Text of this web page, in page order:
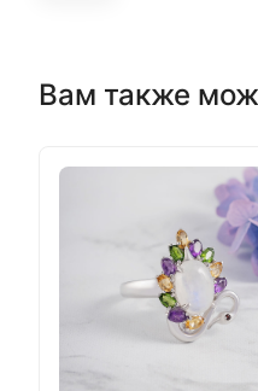
Вам также